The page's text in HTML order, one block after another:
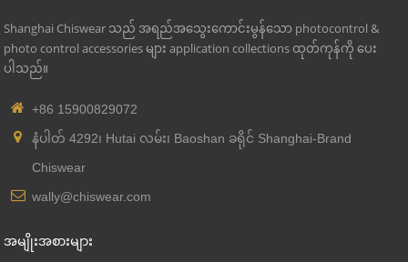
Shanghai Chiswear သည် အရည်အသွေးကောင်းမွန်သော photocontrol &
photo control accessories များ application collections ထုတ်ကုန်ကို ပေး
ပါသည်။
+86 15900829072
နံပါတ် 4292၊ Hutai လမ်း၊ Baoshan ခရိုင် Shanghai-Brand
Chiswear
wally@chiswear.com
အမျိုးအစားများ